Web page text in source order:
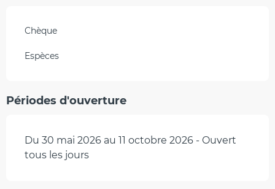
Chèque
Espèces
Périodes d'ouverture
Du 30 mai 2026 au 11 octobre 2026 - Ouvert
tous les jours